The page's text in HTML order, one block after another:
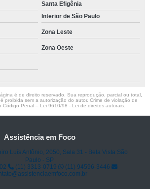
Santa Efigênia
Interior de São Paulo
Zona Leste
Zona Oeste
é de direito reservado. Sua reprodução, parcial ou total,
proibida sem a autorização do autor. Crime de violação de
Código Penal – Lei 9610/98 - Lei de direitos autorais.
Assistência em Foco
Luís Antônio, 2050, Sala 31 - Bela Vista São
Paulo - SP
(11) 3313-0719
(11) 94596-3446